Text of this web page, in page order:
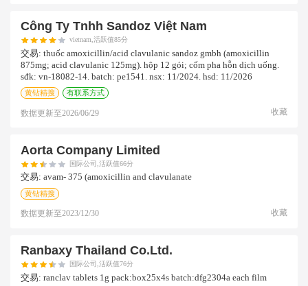
Công Ty Tnhh Sandoz Việt Nam
vietnam,活跃值85分
交易: thuốc amoxicillin/acid clavulanic sandoz gmbh (amoxicillin
875mg; acid clavulanic 125mg). hộp 12 gói; cốm pha hỗn dịch uống.
sđk: vn-18082-14. batch: pe1541. nsx: 11/2024. hsd: 11/2026
黄钻精搜 有联系方式
数据更新至2026/06/29 收藏
Aorta Company Limited
国际公司,活跃值66分
交易: avam- 375 (amoxicillin and clavulanate
黄钻精搜
数据更新至2023/12/30 收藏
Ranbaxy Thailand Co.ltd.
国际公司,活跃值76分
交易: ranclav tablets 1g pack:box25x4s batch:dfg2304a each film